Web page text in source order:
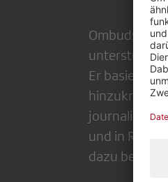
unterstützen
Er basiert
und in
dazu befragt.